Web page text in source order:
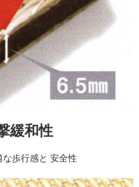
緩和性
歩行感と 安全性